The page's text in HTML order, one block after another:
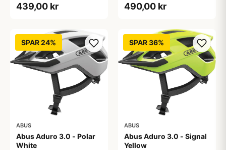
439,00 kr 490,00 kr
SPAR 24%
ABUS
Abus Aduro 3.0 - Polar
White
SPAR 36%
ABUS
Abus Aduro 3.0 - Signal
Yellow